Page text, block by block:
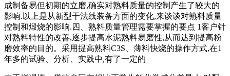
成制备易但初期的立磨,确实对熟料质量的控制产生了较大的
影响.以上是从新型干法线装备方面的变化,来谈谈对熟料质量
控制和煅烧的影响.四、熟料质量管理需要掌握的要点 1客户针
对熟料特性的改善,逐步提高水泥熟料易磨性,从而达到提高粉
磨效率的目的。采用提高熟料C3S、薄料快烧的操作方式,在1
年多的试验、分析、实践中,有了一定的